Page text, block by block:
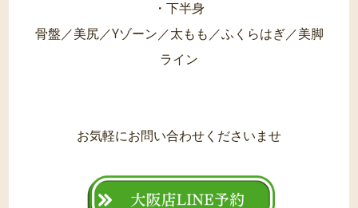
・下半身
骨盤／美尻／Yゾーン／太もも／ふくらはぎ／美脚
ライン
お気軽にお問い合わせくださいませ